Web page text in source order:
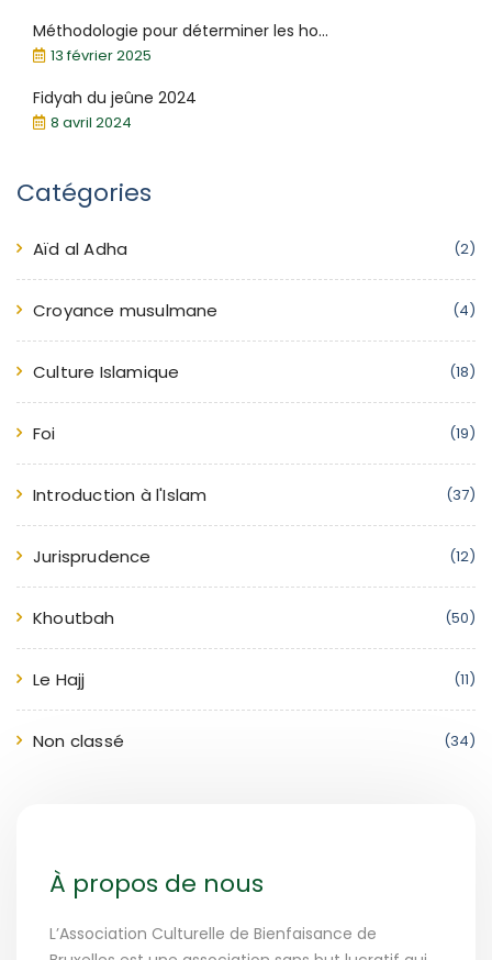
Méthodologie pour déterminer les ho...
13 février 2025
Fidyah du jeûne 2024
8 avril 2024
Catégories
Aïd al Adha (2)
Croyance musulmane (4)
Culture Islamique (18)
Foi (19)
Introduction à l'Islam (37)
Jurisprudence (12)
Khoutbah (50)
Le Hajj (11)
Non classé (34)
À propos de nous
L’Association Culturelle de Bienfaisance de